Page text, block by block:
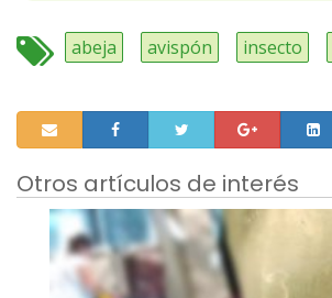
abeja avispón insecto
Otros artículos de interés